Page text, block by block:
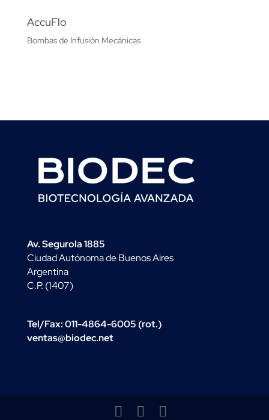
AccuFlo
Bombas de Infusión Mecánicas
Av. Segurola 1885
Ciudad Autónoma de Buenos Aires
Argentina
C.P. (1407)
Tel/Fax: 011-4864-6005 (rot.)
ventas@biodec.net